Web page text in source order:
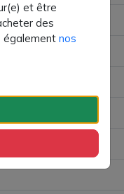
et être
des
également nos